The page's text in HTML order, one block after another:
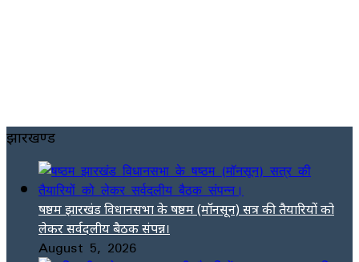
झारखण्ड
षष्ठम झारखंड विधानसभा के षष्ठम (मॉनसून) सत्र की तैयारियों को
लेकर सर्वदलीय बैठक संपन्न।
August 5, 2026